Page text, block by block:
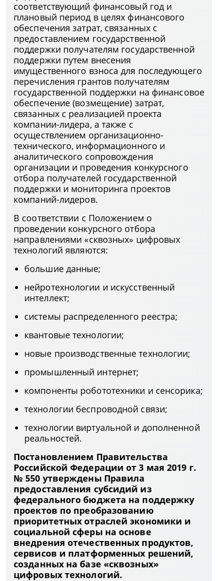
соответствующий финансовый год и
плановый период в целях финансового
обеспечения затрат, связанных с
предоставлением государственной
поддержки получателям государственной
поддержки путем внесения
имущественного взноса для последующего
перечисления грантов получателям
государственной поддержки на финансовое
обеспечение (возмещение) затрат,
связанных с реализацией проекта
компании-лидера, а также с
осуществлением организационно-
технического, информационного и
аналитического сопровождения
организации и проведения конкурсного
отбора получателей государственной
поддержки и мониторинга проектов
компаний-лидеров.
В соответствии с Положением о
проведении конкурсного отбора
направлениями «сквозных» цифровых
технологий являются:
большие данные;
нейротехнологии и искусственный
интеллект;
системы распределенного реестра;
квантовые технологии;
новые производственные технологии;
промышленный интернет;
компоненты робототехники и сенсорика;
технологии беспроводной связи;
технологии виртуальной и дополненной
реальностей.
Постановлением Правительства
Российской Федерации от 3 мая 2019 г.
№ 550 утверждены Правила
предоставления субсидий из
федерального бюджета на поддержку
проектов по преобразованию
приоритетных отраслей экономики и
социальной сферы на основе
внедрения отечественных продуктов,
сервисов и платформенных решений,
созданных на базе «сквозных»
цифровых технологий.